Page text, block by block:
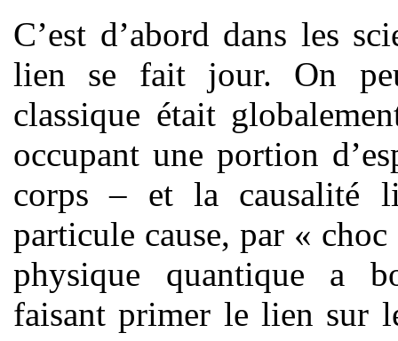
C’est d’abord dans les
lien se fait jour. On
classique était
occupant une portion
corps – et la causalité
particule cause, par «
physique quantique a
faisant primer le lien sur